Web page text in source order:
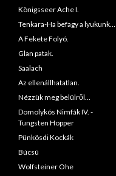
Königsseer Ache I.
Tenkara-Ha befagy a lyukunk…
A Fekete Folyó.
Glan patak.
Saalach
Az ellenállhatatlan.
Nézzük meg belülről…
Domolykós Nimfák IV. -
Tungsten Hopper
Pünkösdi Kockák
Búcsú
Wolfsteiner Ohe